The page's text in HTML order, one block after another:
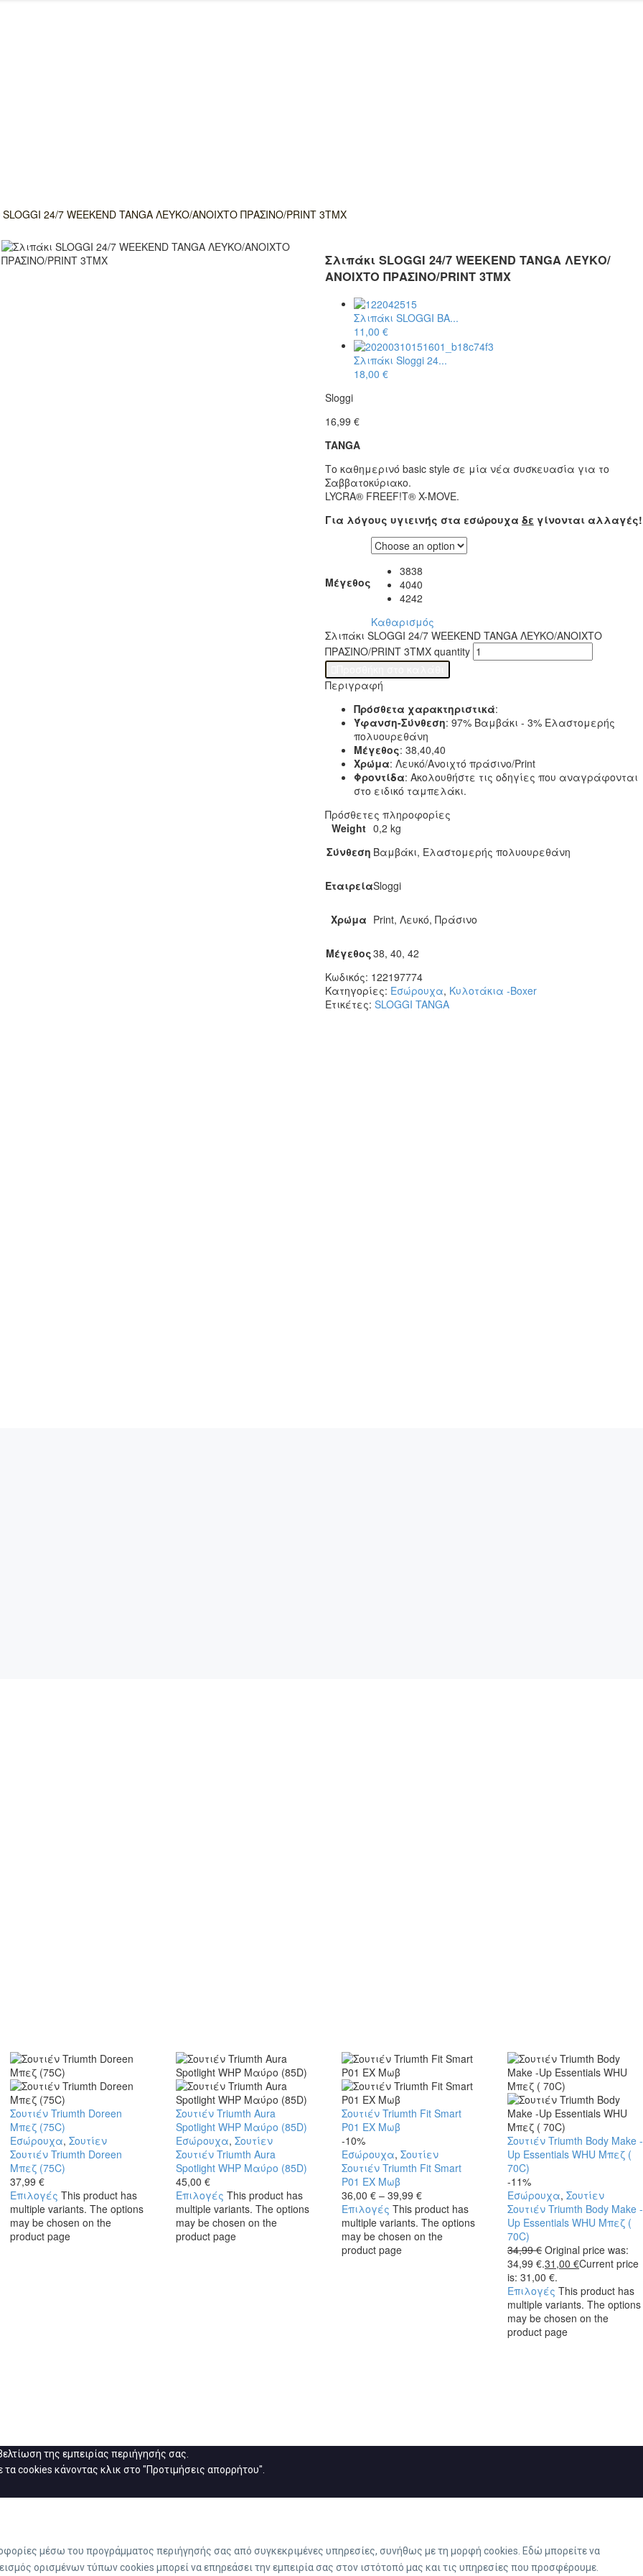
SLOGGI 24/7 WEEKEND TANGA ΛΕΥΚΟ/ΑΝΟΙΧΤΟ ΠΡΑΣΙΝΟ/PRINT 3ΤΜΧ
Σλιπάκι SLOGGI 24/7 WEEKEND TANGA ΛΕΥΚΟ/
ΑΝΟΙΧΤΟ ΠΡΑΣΙΝΟ/PRINT 3ΤΜΧ
Σλιπάκι SLOGGI BA...
11,00 €
Σλιπάκι Sloggi 24...
18,00 €
Sloggi
16,99 €
TANGA
Το καθημερινό basic style σε μία νέα συσκευασία για το
Σαββατοκύριακο.
LYCRA® FREEF!T® X-MOVE.
Για λόγους υγιεινής στα εσώρουχα δε γίνονται αλλαγές!
Μέγεθος
3838
4040
4242
Καθαρισμός
Σλιπάκι SLOGGI 24/7 WEEKEND TANGA ΛΕΥΚΟ/ΑΝΟΙΧΤΟ
ΠΡΑΣΙΝΟ/PRINT 3ΤΜΧ quantity
Περιγραφή
Πρόσθετα χαρακτηριστικά:
Ύφανση-Σύνθεση: 97% Βαμβάκι - 3% Ελαστομερής
πολυουρεθάνη
Μέγεθος: 38,40,40
Χρώμα: Λευκό/Ανοιχτό πράσινο/Print
Φροντίδα: Ακολουθήστε τις οδηγίες που αναγράφονται
στο ειδικό ταμπελάκι.
Πρόσθετες πληροφορίες
Weight 0,2 kg
Σύνθεση Βαμβάκι, Ελαστομερής πολυουρεθάνη
ΕταιρείαSloggi
Χρώμα Print, Λευκό, Πράσινο
Μέγεθος38, 40, 42
Κωδικός: 122197774
Κατηγορίες: Εσώρουχα, Κυλοτάκια -Boxer
Ετικέτες: SLOGGI TANGA
Σουτιέν Triumth Doreen
Μπεζ (75C)
Εσώρουχα, Σουτίεν
Σουτιέν Triumth Doreen
Μπεζ (75C)
37,99 €
Επιλογές This product has
multiple variants. The options
may be chosen on the
product page
Σουτιέν Triumth Aura
Spotlight WHP Μαύρο (85D)
Εσώρουχα, Σουτίεν
Σουτιέν Triumth Aura
Spotlight WHP Μαύρο (85D)
45,00 €
Επιλογές This product has
multiple variants. The options
may be chosen on the
product page
Σουτιέν Triumth Fit Smart
P01 EX Μωβ
-10%
Εσώρουχα, Σουτίεν
Σουτιέν Triumth Fit Smart
P01 EX Μωβ
36,00 € – 39,99 €
Επιλογές This product has
multiple variants. The options
may be chosen on the
product page
Σουτιέν Triumth Body Make -
Up Essentials WHU Μπεζ (
70C)
-11%
Εσώρουχα, Σουτίεν
Σουτιέν Triumth Body Make -
Up Essentials WHU Μπεζ (
70C)
34,99€ Original price was:
34,99 €.31,00 €Current price
is: 31,00 €.
Επιλογές This product has
multiple variants. The options
may be chosen on the
product page
της εμπειρίας περιήγησής σας.
cookies κάνοντας κλικ στο "Προτιμήσεις απορρήτου".
μέσω του προγράμματος περιήγησής σας από συγκεκριμένες υπηρεσίες, συνήθως με τη μορφή cookies. Εδώ μπορείτε να
ορισμένων τύπων cookies μπορεί να επηρεάσει την εμπειρία σας στον ιστότοπό μας και τις υπηρεσίες που προσφέρουμε.